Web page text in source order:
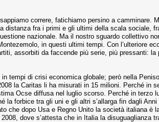
correre, fatichiamo persino a camminare.
distanza fra i primi e gli ultimi della scala sociale,
nazionale. Ma il nostro sguardo collettivo
in questi ultimi tempi. Con l’ulteriore
assorbiti da faccende più serie, più pressanti:
tempi di crisi economica globale; però nella
la Caritas li ha misurati in 15 milioni. Perché in
Ocse diffusa nel luglio scorso. Perché in terzo
forbice tra gli uni e gli altri s’allarga fin dagli Anni
dopo Usa e Regno Unito la società italiana è
dove s’attesta che in Italia la disuguaglianza